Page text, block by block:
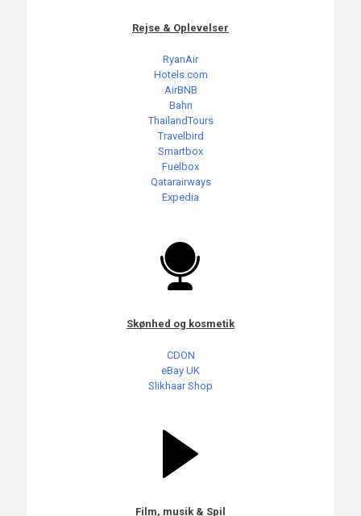
Rejse & Oplevelser
RyanAir
Hotels.com
AirBNB
Bahn
ThailandTours
Travelbird
Smartbox
Fuelbox
Qatarairways
Expedia
Skønhed og kosmetik
CDON
eBay UK
Slikhaar Shop
Film, musik & Spil